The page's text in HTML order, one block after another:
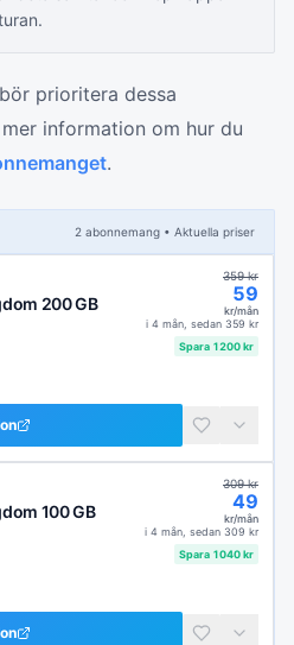
prioritera dessa
information om hur du
.
2 abonnemang • Aktuella priser
200 GB
359kr
59
kr/mån
i 4 mån , sedan 359 kr
Spara 1200kr
100 GB
309kr
49
kr/mån
i 4 mån , sedan 309 kr
Spara 1040kr